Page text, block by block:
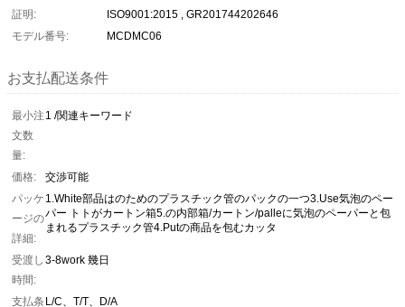
証明:
ISO9001:2015 , GR201744202646
モデル番号:
MCDMC06
お支払配送条件
最小注
文数
量:
1 /関連キーワード
価格:
交渉可能
パッケ
ージの
詳細:
1.White部品はのためのプラスチック管のパックの一つ3.Use気泡のペー
パー トトがカートン箱5.の内部箱/カートン/palleに気泡のペーパーと包
まれるプラスチック管4.Putの商品を包むカッタ
受渡し
時間:
3-8work 幾日
支払条 L/C、T/T、D/A